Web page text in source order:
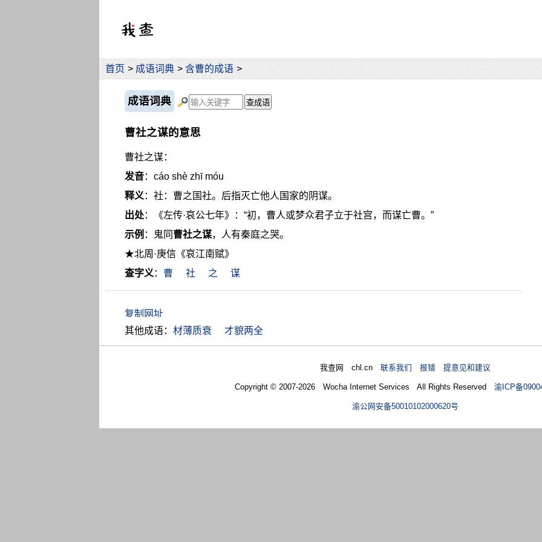
首页 > 成语词典 > 含曹的成语 >
成语词典
曹社之谋的意思
曹社之谋：
发音：cáo shè zhī móu
释义：社：曹之国社。后指灭亡他人国家的阴谋。
出处：《左传·哀公七年》：“初，曹人或梦众君子立于社宫，而谋亡曹。”
示例 ：鬼同 曹社之谋，人有秦庭之哭。
★北周·庚信《哀江南赋》
查字义： 曹 社 之 谋
其他成语： 材薄质衰 才貌两全
我查网 chl.cn联系我们 报错 提意见和建议
Copyright © 2007-2026 Wocha Internet Services All Rights Reserved渝ICP备
渝公网安备50010102000620号